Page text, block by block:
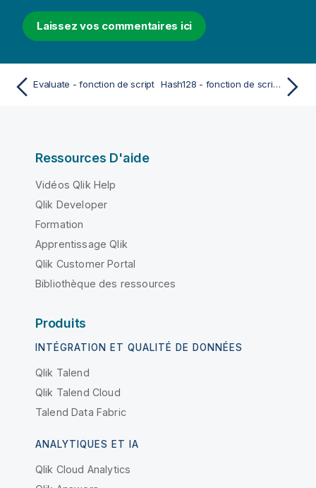
Laissez vos commentaires ici
Evaluate - fonction de script Hash128 - fonction de script et fonction de graphique
Ressources D'aide
Vidéos Qlik Help
Qlik Developer
Formation
Apprentissage Qlik
Qlik Customer Portal
Bibliothèque des ressources
Produits
INTÉGRATION ET QUALITÉ DE DONNÉES
Qlik Talend
Qlik Talend Cloud
Talend Data Fabric
ANALYTIQUES ET IA
Qlik Cloud Analytics